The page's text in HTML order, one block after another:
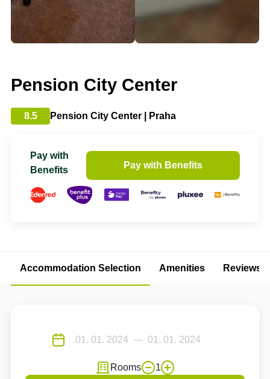
Pension City Center
8.5 Pension City Center | Praha
Pay with
Benefits
Pay with Benefits
Accommodation Selection Amenities Reviews
Rooms 1